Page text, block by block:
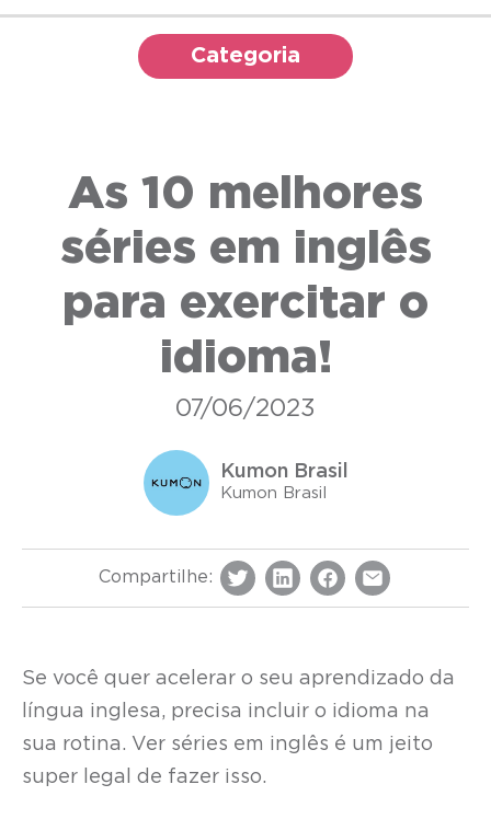
Categoria
As 10 melhores
séries em inglês
para exercitar o
idioma!
07/06/2023
Kumon Brasil
Kumon Brasil
Compartilhe:
Se você quer acelerar o seu aprendizado da
língua inglesa, precisa incluir o idioma na
sua rotina. Ver séries em inglês é um jeito
super legal de fazer isso.